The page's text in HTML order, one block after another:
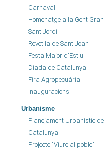
Carnaval
Homenatge a la Gent Gran
Sant Jordi
Revetlla de Sant Joan
Festa Major d'Estiu
Diada de Catalunya
Fira Agropecuària
Inauguracions
Urbanisme
Planejament Urbanístic de
Catalunya
Projecte "Viure al poble"